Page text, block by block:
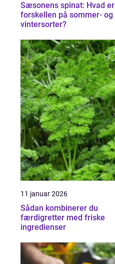
Sæsonens spinat: Hvad er
forskellen på sommer- og
vintersorter?
11 januar 2026
Sådan kombinerer du
færdigretter med friske
ingredienser